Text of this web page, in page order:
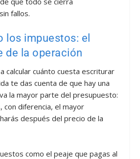
fallos.
los impuestos: el
de la operación
calcular cuánto cuesta escriturar
te das cuenta de que hay una
la mayor parte del presupuesto:
con diferencia, el mayor
después del precio de la
como el peaje que pagas al